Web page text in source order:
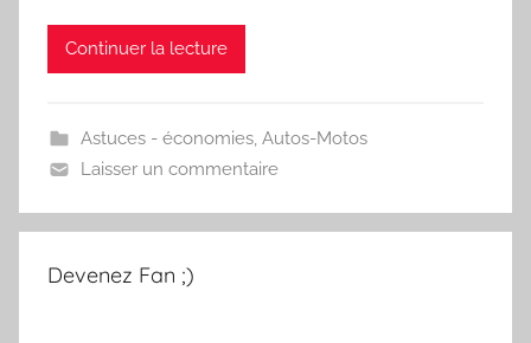
Continuer la lecture
Astuces - économies, Autos-Motos
Laisser un commentaire
Devenez Fan ;)